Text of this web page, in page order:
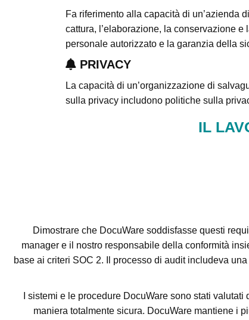
Fa riferimento alla capacità di un’azienda
cattura, l’elaborazione, la conservazione
personale autorizzato e la garanzia della
PRIVACY
La capacità di un’organizzazione di
sulla privacy includono politiche sulla
IL
Dimostrare che DocuWare soddisfasse questi
manager e il nostro responsabile della conformità
base ai criteri SOC 2. Il processo di audit includeva
I sistemi e le procedure DocuWare sono stati
maniera totalmente sicura. DocuWare mantiene i